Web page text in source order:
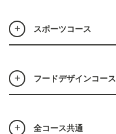
スポーツコース
フードデザインコース
全コース共通